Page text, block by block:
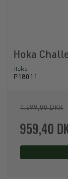
Hoka
Hoka
P18011
1.599,00 DKK
959,40